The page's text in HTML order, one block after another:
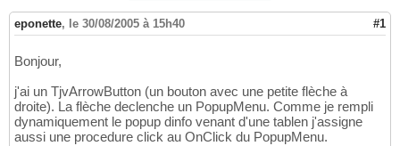
eponette, le 30/08/2005 à 15h40 #1
Bonjour,
j'ai un TjvArrowButton (un bouton avec une petite flèche à
droite). La flèche declenche un PopupMenu. Comme je rempli
dynamiquement le popup dinfo venant d'une tablen j'assigne
aussi une procedure click au OnClick du PopupMenu.